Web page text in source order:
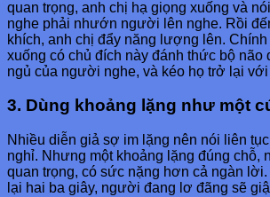
quan trọng, anh chị hạ giọng xuống và
nghe phải nhướn người lên nghe. Rồi
khích, anh chị đẩy năng lượng lên.
xuống có chủ đích này đánh thức bộ não
ngủ của người nghe, và kéo họ trở lại với
3. Dùng khoảng lặng như một
Nhiều diễn giả sợ im lặng nên nói liên
nghỉ. Nhưng một khoảng lặng đúng chỗ,
quan trọng, có sức nặng hơn cả ngàn
lại hai ba giây, người đang lơ đãng sẽ